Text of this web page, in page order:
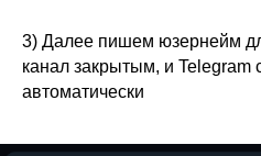
3) Далее пишем юзернейм
канал закрытым, и Telegram
автоматически